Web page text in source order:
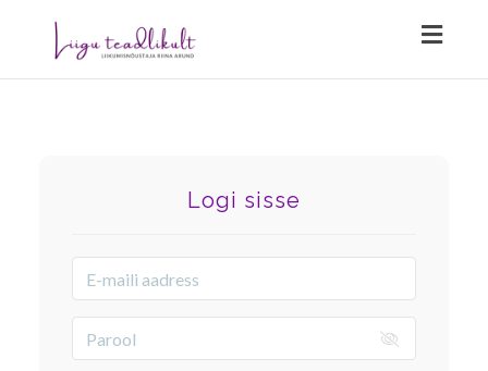
Logi sisse